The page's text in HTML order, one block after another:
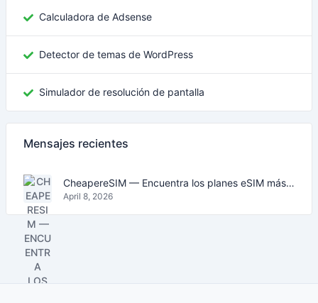
Calculadora de Adsense
Detector de temas de WordPress
Simulador de resolución de pantalla
Mensajes recientes
CheapereSIM — Encuentra los planes eSIM más baratos para viajar en 2026
April 8, 2026